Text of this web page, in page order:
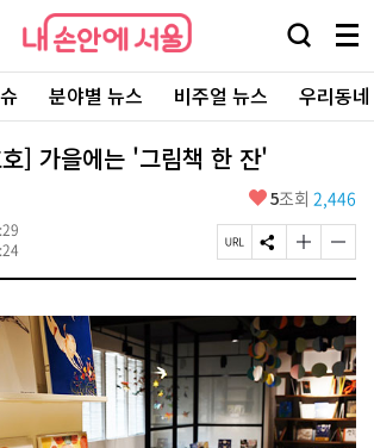
내
손
에
울
검
창
열
기
메
뉴
전
체
보
분야별 뉴스 비주얼 뉴스 우리동
] 가을에는 '그림책 한 잔'
좋
요
5조회 2,446
페
이
U
L
복
사
S
N
공
유
하
기
글
자
기
크
게
변
경
하
기
글
자
기
작
게
변
경
하
기